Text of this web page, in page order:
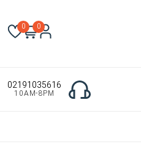
0
0
02191035616
10AM-8PM